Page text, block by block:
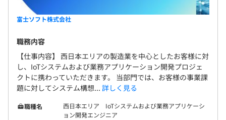
富士ソフト株式会社
職務内容
【仕事内容】 西日本エリアの製造業を中心としたお客様に対
し、IoTシステムおよび業務アプリケーション開発プロジェ
クトに携わっていただきます。 当部門では、お客様の事業課
題に対してシステム構想... 詳しく見る
職種名
西日本エリア IoTシステムおよび業務アプリケーシ
ョン開発エンジニア